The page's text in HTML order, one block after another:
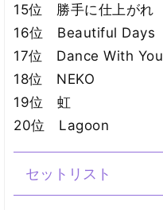
15位 勝手に仕上がれ
16位 Beautiful Days
17位 Dance With You
18位 NEKO
19位 虹
20位 Lagoon
セットリスト